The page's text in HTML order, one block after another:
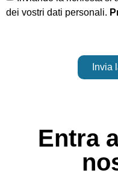
dei vostri dati personali.
Invia
Entra